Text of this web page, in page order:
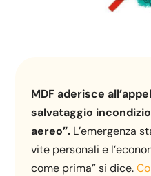
MDF aderisce
salvataggio
aereo”. L’emergenza
vite personali e
come prima” si dice.